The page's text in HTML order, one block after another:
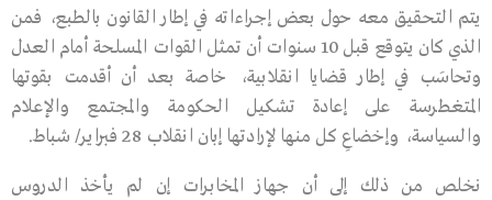
يتم التحقيق معه حول بعض إجراءاته في إطار القانون بالطبع، فمن
الذي كان يتوقع قبل 10 سنوات أن تمثل القوات المسلحة أمام العدل
وتحاسَب في إطار قضايا انقلابية، خاصة بعد أن أقدمت بقوتها
المتغطرسة على إعادة تشكيل الحكومة والمجتمع والإعلام
والسياسة، وإخضاعِ كل منها لإرادتها إبان انقلاب 28 فبراير/ شباط.
نخلص من ذلك إلى أن جهاز المخابرات إن لم يأخذ الدروس